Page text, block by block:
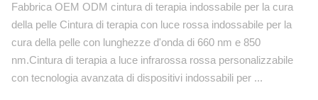
Fabbrica OEM ODM cintura di terapia indossabile per la cura
della pelle Cintura di terapia con luce rossa indossabile per la
cura della pelle con lunghezze d'onda di 660 nm e 850
nm.Cintura di terapia a luce infrarossa rossa personalizzabile
con tecnologia avanzata di dispositivi indossabili per ...